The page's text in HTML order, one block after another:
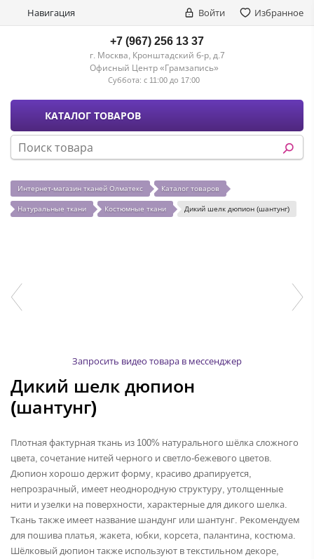
Навигация Войти Избранное
+7 (967) 256 13 37
г. Москва, Кронштадский б-р, д.7
Офисный Центр «Грамзапись»
Суббота: с 11:00 до 17:00
КАТАЛОГ ТОВАРОВ
Интернет-магазин тканей Олматекс Каталог товаров
Натуральные ткани Костюмные ткани Дикий шелк дюпион (шантунг)
Запросить видео товара в мессенджер
Дикий шелк дюпион
(шантунг)
Плотная фактурная ткань из 100% натурального шёлка сложного
цвета, сочетание нитей черного и светло-бежевого цветов.
Дюпион хорошо держит форму, красиво драпируется,
непрозрачный, имеет неоднородную структуру, утолщенные
нити и узелки на поверхности, характерные для дикого шелка.
Ткань также имеет название шандунг или шантунг. Рекомендуем
для пошива платья, жакета, юбки, корсета, палантина, костюма.
Шёлковый дюпион также используют в текстильном декоре,